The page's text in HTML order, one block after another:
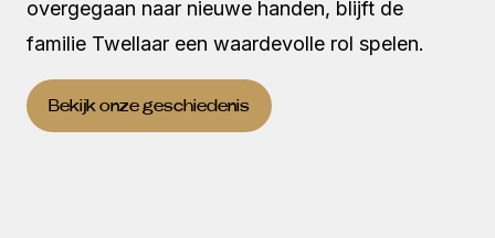
overgegaan naar nieuwe handen, blijft de
familie Twellaar een waardevolle rol spelen.
Bekijk onze geschiedenis